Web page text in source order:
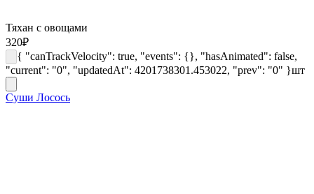
Тяхан с овощами
320₽
{ "canTrackVelocity": true, "events": {}, "hasAnimated": false,
"current": "0", "updatedAt": 4201738301.453022, "prev": "0" }шт
Суши Лосось